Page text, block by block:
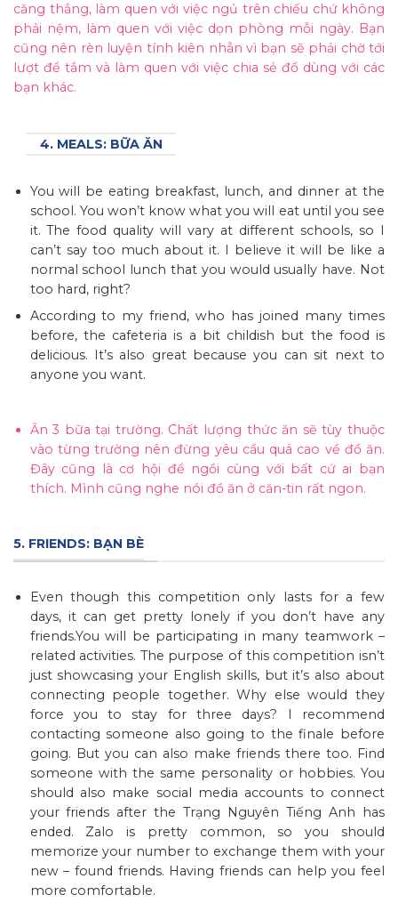
căng thẳng, làm quen với việc ngủ trên chiếu chứ không
phải nệm, làm quen với việc dọn phòng mỗi ngày. Bạn
cũng nên rèn luyện tính kiên nhẫn vì bạn sẽ phải chờ tới
lượt để tắm và làm quen với việc chia sẻ đồ dùng với các
bạn khác.
4. MEALS: BỮA ĂN
You will be eating breakfast, lunch, and dinner at the
school. You won’t know what you will eat until you see
it. The food quality will vary at different schools, so I
can’t say too much about it. I believe it will be like a
normal school lunch that you would usually have. Not
too hard, right?
According to my friend, who has joined many times
before, the cafeteria is a bit childish but the food is
delicious. It’s also great because you can sit next to
anyone you want.
Ăn 3 bữa tại trường. Chất lượng thức ăn sẽ tùy thuộc
vào từng trường nên đừng yêu cầu quá cao về đồ ăn.
Đây cũng là cơ hội để ngồi cùng với bất cứ ai bạn
thích. Mình cũng nghe nói đồ ăn ở căn-tin rất ngon.
5. FRIENDS: BẠN BÈ
Even though this competition only lasts for a few
days, it can get pretty lonely if you don’t have any
friends.You will be participating in many teamwork –
related activities. The purpose of this competition isn’t
just showcasing your English skills, but it’s also about
connecting people together. Why else would they
force you to stay for three days? I recommend
contacting someone also going to the finale before
going. But you can also make friends there too. Find
someone with the same personality or hobbies. You
should also make social media accounts to connect
your friends after the Trạng Nguyên Tiếng Anh has
ended. Zalo is pretty common, so you should
memorize your number to exchange them with your
new – found friends. Having friends can help you feel
more comfortable.